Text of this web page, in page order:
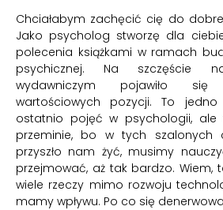
Chciałabym zachęcić cię do
Jako psycholog stworzę dla
polecenia książkami w ramach
psychicznej. Na szczęście
wydawniczym pojawiło
wartościowych pozycji. To
ostatnio pojęć w psychologii,
przeminie, bo w tych szalonych
przyszło nam żyć, musimy
przejmować, aż tak bardzo. Wiem,
wiele rzeczy mimo rozwoju
mamy wpływu. Po co się